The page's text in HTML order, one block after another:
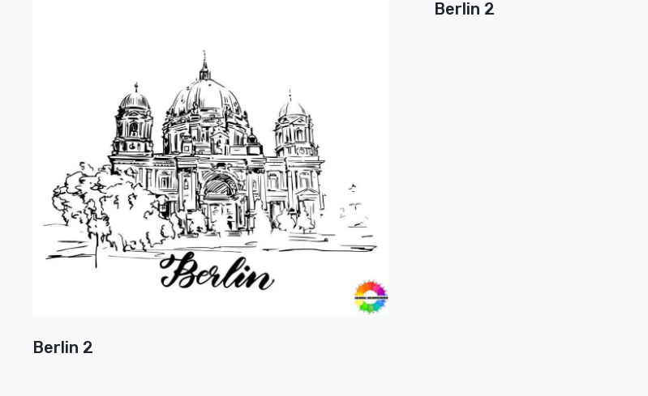
Berlin 2
Berlin 2